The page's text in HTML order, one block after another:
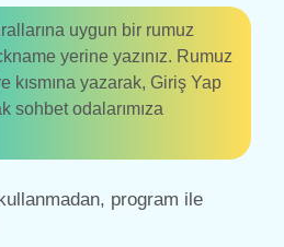
uygun bir rumuz
yerine yazınız. Rumuz
kısmına yazarak, Giriş Yap
sohbet odalarımıza
program ile